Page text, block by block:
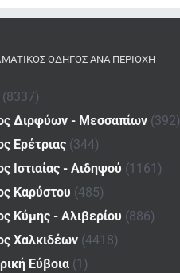
ΟΔΗΓΌΣ ΑΝΆ ΠΕΡΙΟΧΉ
(8337)
Διρφύων - Μεσσαπίων (392)
Ερέτριας (344)
Ιστιαίας - Αιδηψού (1161)
Καρύστου (485)
Κύμης - Αλιβερίου (886)
Χαλκιδέων (4418)
Εύβοια (1)